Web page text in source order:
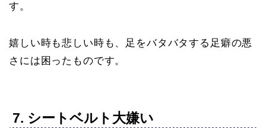
す。
嬉しい時も悲しい時も、足をバタバタする足癖の悪
さには困ったものです。
7. シートベルト大嫌い